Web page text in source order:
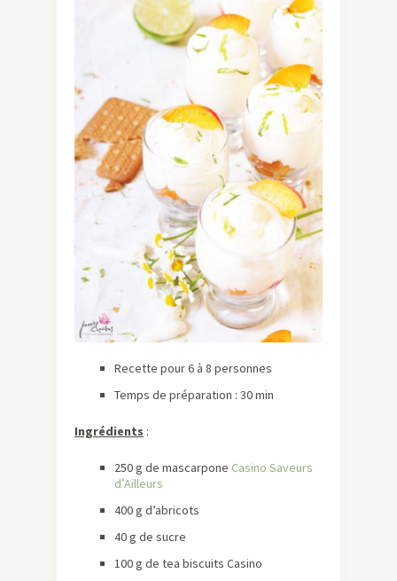
Recette pour 6 à 8 personnes
Temps de préparation : 30 min
Ingrédients :
250 g de mascarpone Casino Saveurs
d’Ailleurs
400 g d’abricots
40 g de sucre
100 g de tea biscuits Casino